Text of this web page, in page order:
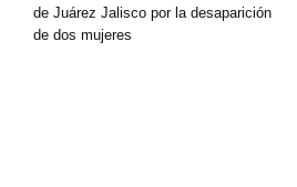
de Juárez Jalisco por la desaparición
de dos mujeres